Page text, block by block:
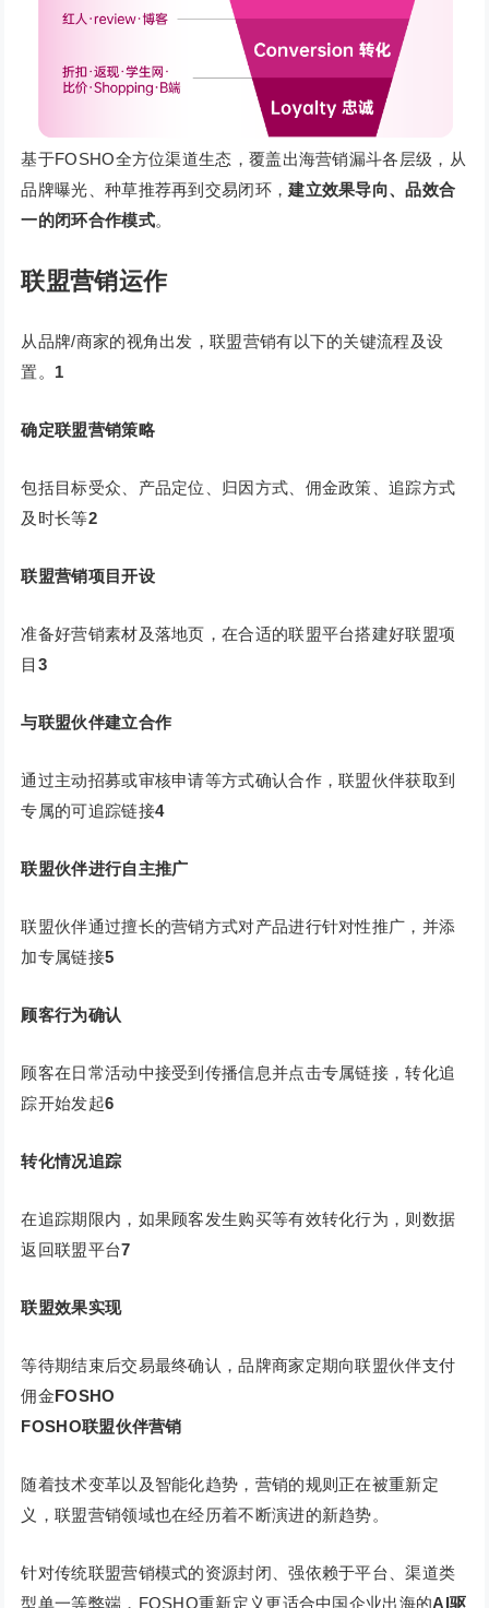
基于FOSHO全方位渠道生态，覆盖出海营销漏斗各层级，从
品牌曝光、种草推荐再到交易闭环，建立效果导向、品效合
一的闭环合作模式。
联盟营销运作
从品牌/商家的视角出发，联盟营销有以下的关键流程及设
置。 1
确定联盟营销策略
包括目标受众、产品定位、归因方式、佣金政策、追踪方式
及时长等2
联盟营销项目开设
准备好营销素材及落地页，在合适的联盟平台搭建好联盟项
目 3
与联盟伙伴建立合作
通过主动招募或审核申请等方式确认合作，联盟伙伴获取到
专属的可追踪链接4
联盟伙伴进行自主推广
联盟伙伴通过擅长的营销方式对产品进行针对性推广，并添
加专属链接5
顾客行为确认
顾客在日常活动中接受到传播信息并点击专属链接，转化追
踪开始发起6
转化情况追踪
在追踪期限内，如果顾客发生购买等有效转化行为，则数据
返回联盟平台7
联盟效果实现
等待期结束后交易最终确认，品牌商家定期向联盟伙伴支付
佣金FOSHO
FOSHO联盟伙伴营销
随着技术变革以及智能化趋势，营销的规则正在被重新定
义，联盟营销领域也在经历着不断演进的新趋势。
针对传统联盟营销模式的资源封闭、强依赖于平台、渠道类
型单一等弊端，FOSHO重新定义更适合中国企业出海的AI驱